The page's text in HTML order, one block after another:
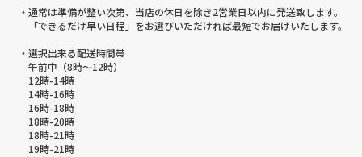
・通常は準備が整い次第、当店の休日を除き2営業日以内に発送致します。
「できるだけ早い日程」をお選びいただければ最短でお届けいたします。
・選択出来る配送時間帯
午前中（8時～12時）
12時-14時
14時-16時
16時-18時
18時-20時
18時-21時
19時-21時